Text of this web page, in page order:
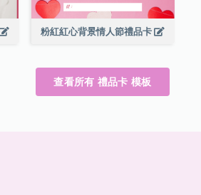
粉紅紅心背景情人節禮品卡
查看所有 禮品卡 模板